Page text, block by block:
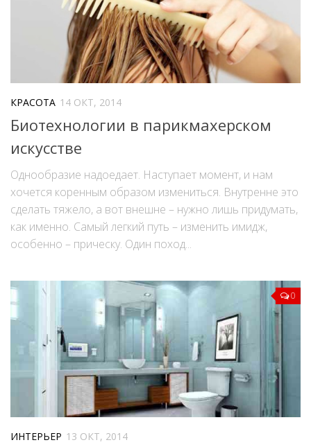
КРАСОТА 14 ОКТ, 2014
Биотехнологии в парикмахерском
искусстве
Однообразие надоедает. Наступает момент, и нам
хочется коренным образом измениться. Внутренне это
сделать тяжело, а вот внешне – нужно лишь придумать,
как именно. Самый легкий путь – изменить имидж,
особенно – прическу. Один поход...
0
ИНТЕРЬЕР 13 ОКТ, 2014